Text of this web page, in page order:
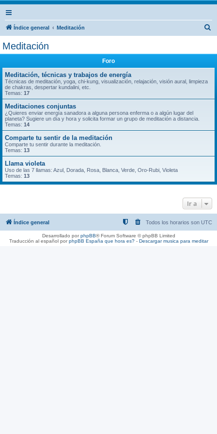
Índice general Meditación
Meditación
Foro
Meditación, técnicas y trabajos de energía
Técnicas de meditación, yoga, chi-kung, visualización, relajación, visión aural, limpieza
de chakras, despertar kundalini, etc.
Temas: 17
Meditaciones conjuntas
¿Quieres enviar energía sanadora a alguna persona enferma o a algún lugar del
planeta? Sugiere un día y hora y solicita formar un grupo de meditación a distancia.
Temas: 14
Comparte tu sentir de la meditación
Comparte tu sentir durante la meditación.
Temas: 13
Llama violeta
Uso de las 7 llamas: Azul, Dorada, Rosa, Blanca, Verde, Oro-Rubi, Violeta
Temas: 13
Ir a
Índice general Todos los horarios son UTC
Desarrollado porphpBB® Forum Software © phpBB Limited
Traducción al español porphpBB España que hora es?- Descargar musica para meditar